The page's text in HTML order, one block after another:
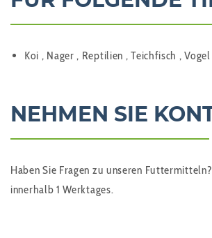
Koi , Nager , Reptilien , Teichfisch , Vogel
NEHMEN SIE
Haben Sie Fragen zu unseren
innerhalb 1 Werktages.